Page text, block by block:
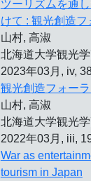
ツーリズムを通
けて : 観光創造
山村, 高淑
北海道大学観光
2023年03月, iv,
観光創造フォー
山村, 高淑
北海道大学観光
2022年03月, iii,
War as
tourism in Japan